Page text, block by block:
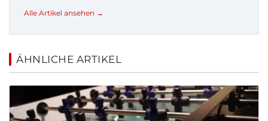
Alle Artikel ansehen →
ÄHNLICHE ARTIKEL